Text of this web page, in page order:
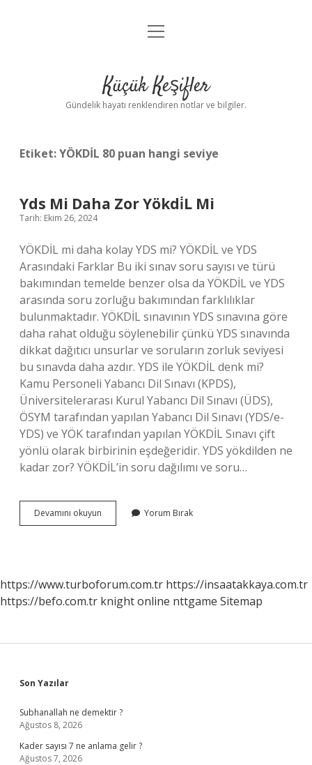
Anasayfa
Yasal Uyarı
menüyü
Küçük Keşifler
Gündelik hayatı renklendiren notlar ve bilgiler.
Etiket:YÖKDİL 80 puan hangi seviye
Yds Mi Daha Zor Yökdi̇L Mi
Tarih: Ekim 26, 2024
YÖKDİL mi daha kolay YDS mi? YÖKDİL ve YDS
Arasındaki Farklar Bu iki sınav soru sayısı ve türü
bakımından temelde benzer olsa da YÖKDİL ve YDS
arasında soru zorluğu bakımından farklılıklar
bulunmaktadır. YÖKDİL sınavının YDS sınavına göre
daha rahat olduğu söylenebilir çünkü YDS sınavında
dikkat dağıtıcı unsurlar ve soruların zorluk seviyesi
bu sınavda daha azdır. YDS ile YÖKDİL denk mi?
Kamu Personeli Yabancı Dil Sınavı (KPDS),
Üniversitelerarası Kurul Yabancı Dil Sınavı (ÜDS),
ÖSYM tarafından yapılan Yabancı Dil Sınavı (YDS/e-
YDS) ve YÖK tarafından yapılan YÖKDİL Sınavı çift
yönlü olarak birbirinin eşdeğeridir. YDS yökdilden ne
kadar zor? YÖKDİL’in soru dağılımı ve soru…
Devamını okuyun
Mi
Yorum Bırak
https://www.turboforum.com.tr https://insaatakkaya.com.tr
https://befo.com.tr knight online nttgame Sitemap
Sidebar
Son Yazılar
Subhanallah ne demektir ?
Ağustos 8, 2026
Kader sayısı 7 ne anlama gelir ?
Ağustos 7, 2026